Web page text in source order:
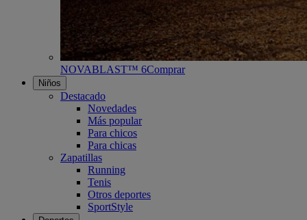
NOVABLAST™ 6Comprar
Niños
Destacado
Novedades
Más popular
Para chicos
Para chicas
Zapatillas
Running
Tenis
Otros deportes
SportStyle